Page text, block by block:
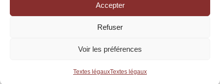
Accepter
Refuser
Voir les préférences
Textes légauxTextes légaux
Rejoignez-nous sur Instagram